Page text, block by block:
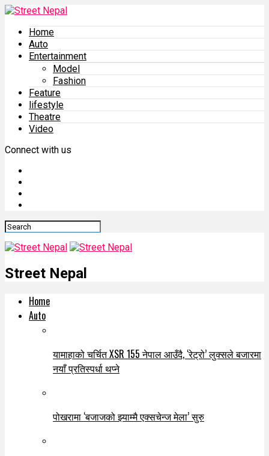
Home
Auto
Entertainment
Model
Fashion
Feature
lifestyle
Theatre
Video
Connect with us
Street Nepal
Home
Auto
यामाहाको चर्चित XSR 155 नेपाल आउँदै, ‘रेट्रो’ लुक्सले बजारमा
नयाँ प्रतिस्पर्धा थप्ने
पोखरामा ‘बजाजको झ्याम्मै एक्सचेन्ज मेला’ सुरु